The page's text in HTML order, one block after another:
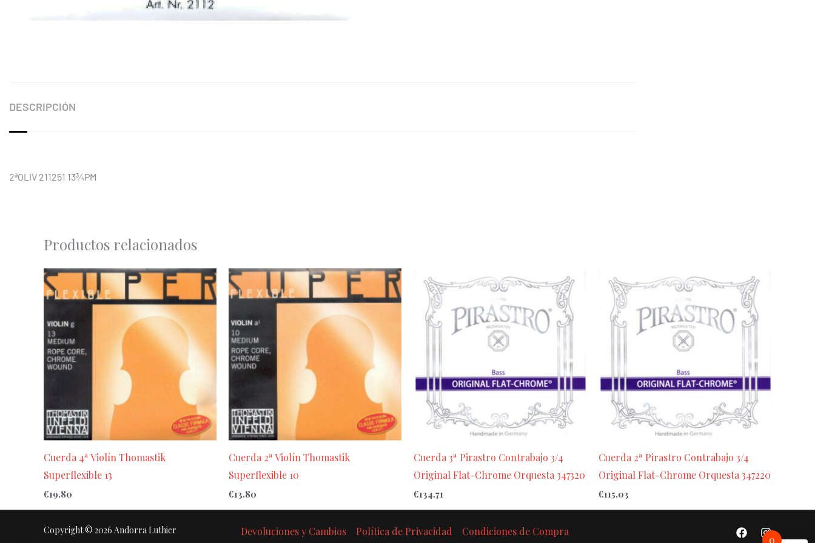
DESCRIPCIÓN
2ªOLIV 211251 13¾PM
Productos relacionados
Cuerda 4ª Violín Thomastik
Superflexible 13
€19.80
Cuerda 2ª Violín Thomastik
Superflexible 10
€13.80
Cuerda 3ª Pirastro Contrabajo 3/4
Original Flat-Chrome Orquesta 347320
€134.71
Cuerda 2ª Pirastro Contrabajo 3/4
Original Flat-Chrome Orquesta 347220
€115.03
Copyright © 2026 Andorra Luthier Devoluciones y Cambios Política de Privacidad Condiciones de Compra
0